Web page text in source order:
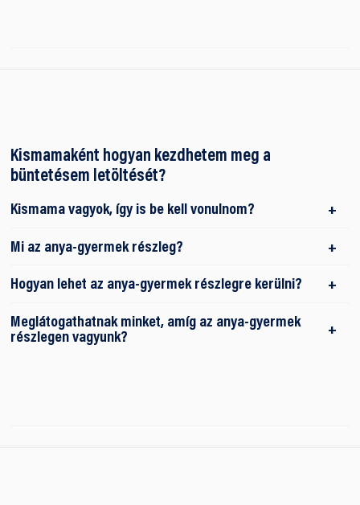
Kismamaként hogyan kezdhetem meg a
büntetésem letöltését?
Kismama vagyok, így is be kell vonulnom?
Mi az anya-gyermek részleg?
Hogyan lehet az anya-gyermek részlegre kerülni?
Meglátogathatnak minket, amíg az anya-gyermek
részlegen vagyunk?